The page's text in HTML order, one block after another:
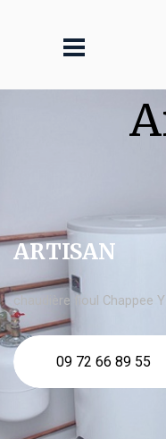
ARTISAN
chaudière fioul Chappee
09 72 66 89 55